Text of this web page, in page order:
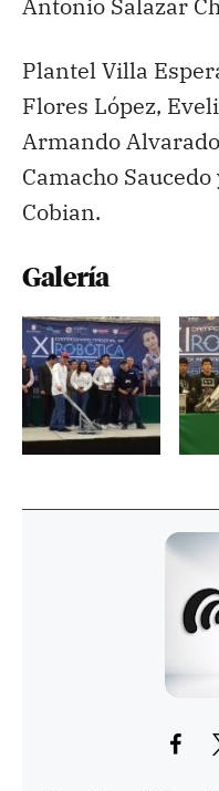
Antonio Salazar
Plantel Villa
Flores López,
Armando
Camacho
Cobian.
Galería